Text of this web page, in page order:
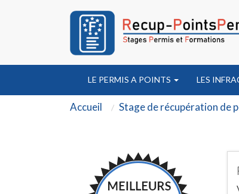
LE PERMIS A POINTS LES
Accueil Stage de récupération de